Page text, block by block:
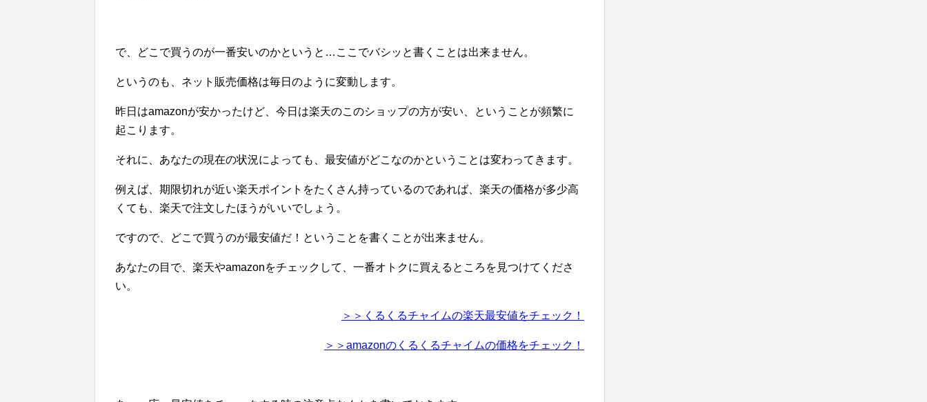
で、どこで買うのが一番安いのかというと…ここでバシッと書くことは出来ません。
というのも、ネット販売価格は毎日のように変動します。
昨日はamazonが安かったけど、今日は楽天のこのショップの方が安い、ということが頻繁に
起こります。
それに、あなたの現在の状況によっても、最安値がどこなのかということは変わってきます。
例えば、期限切れが近い楽天ポイントをたくさん持っているのであれば、楽天の価格が多少高
くても、楽天で注文したほうがいいでしょう。
ですので、どこで買うのが最安値だ！ということを書くことが出来ません。
あなたの目で、楽天やamazonをチェックして、一番オトクに買えるところを見つけてくださ
い。
＞＞くるくるチャイムの楽天最安値をチェック！
＞＞amazonのくるくるチャイムの価格をチェック！